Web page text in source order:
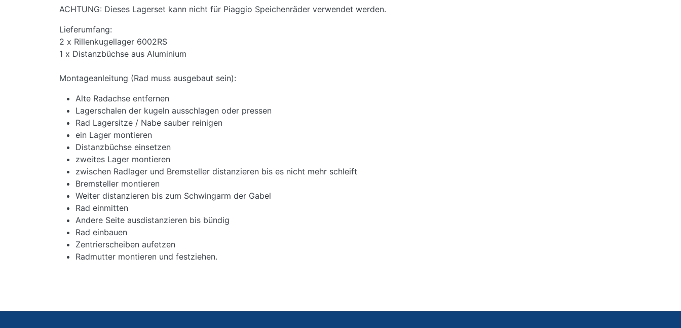
ACHTUNG: Dieses Lagerset kann nicht für Piaggio Speichenräder verwendet werden.
Lieferumfang:
2 x Rillenkugellager 6002RS
1 x Distanzbüchse aus Aluminium
Montageanleitung (Rad muss ausgebaut sein):
Alte Radachse entfernen
Lagerschalen der kugeln ausschlagen oder pressen
Rad Lagersitze / Nabe sauber reinigen
ein Lager montieren
Distanzbüchse einsetzen
zweites Lager montieren
zwischen Radlager und Bremsteller distanzieren bis es nicht mehr schleift
Bremsteller montieren
Weiter distanzieren bis zum Schwingarm der Gabel
Rad einmitten
Andere Seite ausdistanzieren bis bündig
Rad einbauen
Zentrierscheiben aufetzen
Radmutter montieren und festziehen.